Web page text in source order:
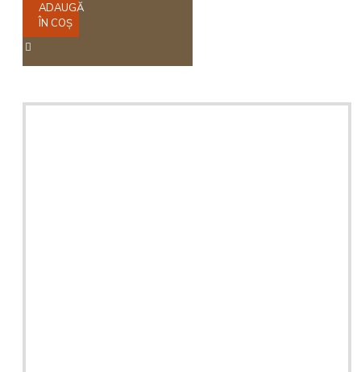
ADAUGĂ
ÎN COŞ